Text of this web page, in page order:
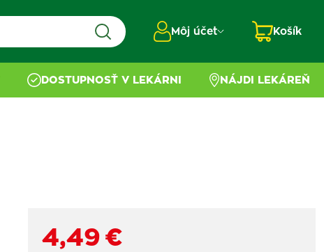
Môj účet Košík
DOSTUPNOSŤ V LEKÁRNI NÁJDI LEKÁREŇ
4,49 €